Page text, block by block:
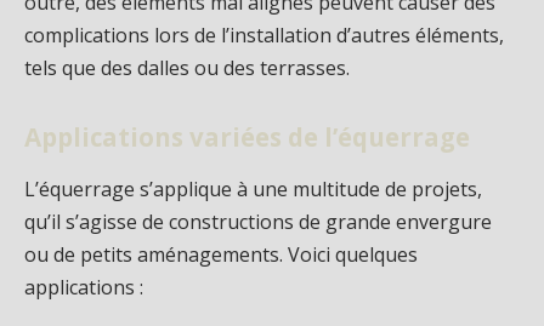
complications lors de l’installation d’autres éléments,
tels que des dalles ou des terrasses.
Applications variées de l’équerrage
L’équerrage s’applique à une multitude de projets,
qu’il s’agisse de constructions de grande envergure
ou de petits aménagements. Voici quelques
applications :